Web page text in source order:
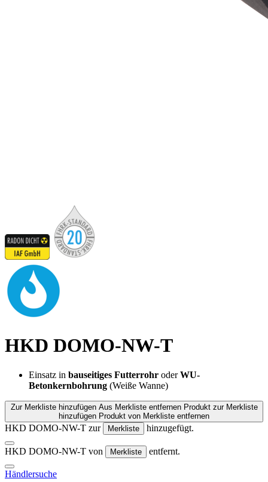
HKD DOMO-NW-T
Einsatz in bauseitiges Futterrohr oderWU-
Betonkernbohrung (Weiße Wanne)
Zur Merkliste hinzufügen Aus Merkliste entfernen Produkt zur Merkliste
hinzufügen Produkt von Merkliste entfernen
HKD DOMO-NW-T zur Merkliste hinzugefügt.
HKD DOMO-NW-T von Merkliste entfernt.
Händlersuche